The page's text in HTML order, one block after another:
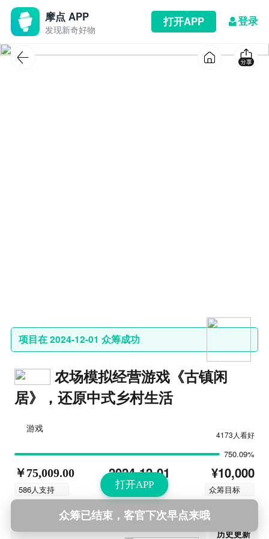
摩点 APP
发现新奇好物
打开APP 登录
打开APP
项目在 2024-12-01 众筹成功
农场模拟经营游戏《古镇闲
居》，还原中式乡村生活
游戏
4173人看好
750.09%
￥75,009.00
586人支持
2024-12-01
结束时间
¥10,000
众筹目标
第29次更新 2026-06-08 16:46
历史更新
众筹已结束，客官下次早点来哦